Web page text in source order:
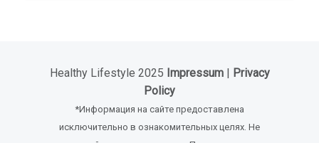
Healthy Lifestyle 2025 Impressum| Privacy
Policy
*Информация на сайте предоставлена
исключительно в ознакомительных целях. Не